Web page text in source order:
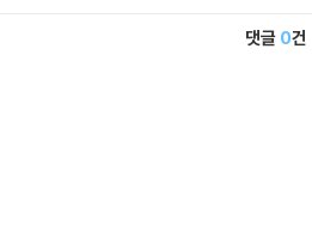
댓글 0건